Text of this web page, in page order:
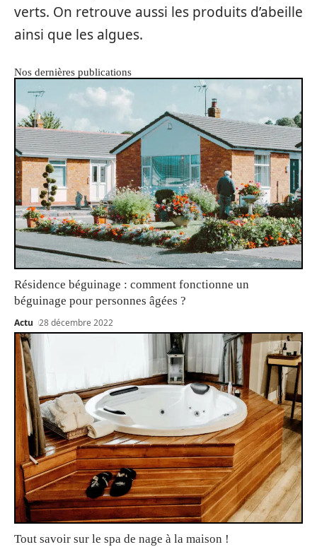
verts. On retrouve aussi les produits d’abeille
ainsi que les algues.
Nos dernières publications
Résidence béguinage : comment fonctionne un
béguinage pour personnes âgées ?
Actu 28 décembre 2022
Tout savoir sur le spa de nage à la maison !